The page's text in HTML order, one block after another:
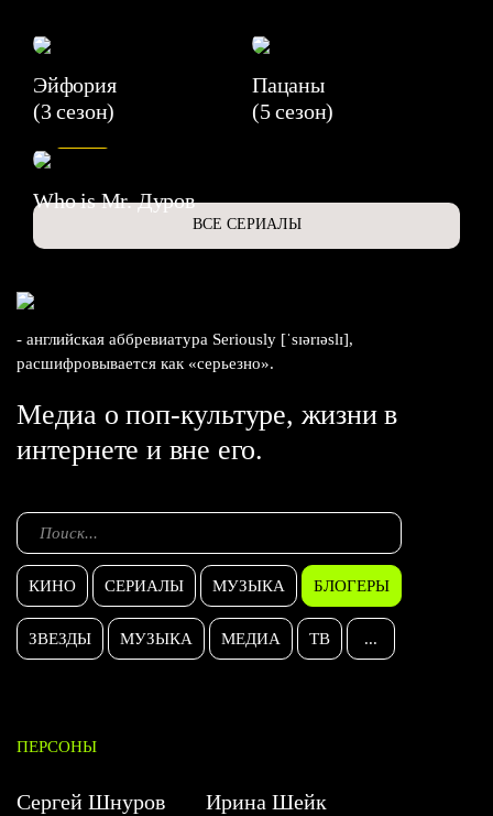
Эйфория
(3 сезон)
Пацаны
(5 сезон)
Who is Mr. Дуров
ВСЕ СЕРИАЛЫ
- английская аббревиатура Seriously [ˈsɪərɪəslɪ],
расшифровывается как «серьезно».
Медиа о поп-культуре, жизни в
интернете и вне его.
КИНО СЕРИАЛЫ МУЗЫКА БЛОГЕРЫ
ЗВЕЗДЫ МУЗЫКА МЕДИА ТВ ...
ПЕРСОНЫ
Сергей Шнуров
Ирина Шейк